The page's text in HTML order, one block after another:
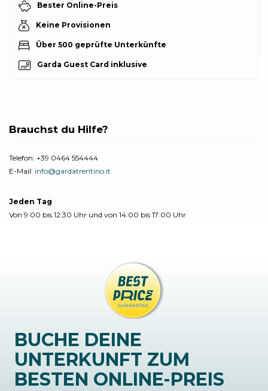
Bester Online-Preis
Keine Provisionen
Über 500 geprüfte Unterkünfte
Garda Guest Card inklusive
Brauchst du Hilfe?
Telefon: +39 0464 554444
E-Mail: info@gardatrentino.it
Jeden Tag
Von 9:00 bis 12:30 Uhr und von 14:00 bis 17:00 Uhr
BUCHE DEINE
UNTERKUNFT ZUM
BESTEN ONLINE-PREIS